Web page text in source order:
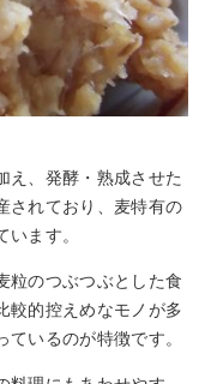
え、発酵・熟成させた
されており、麦特有の
ます。
粒のつぶつぶとした食
較的控えめなモノが多
いるのが特徴です。